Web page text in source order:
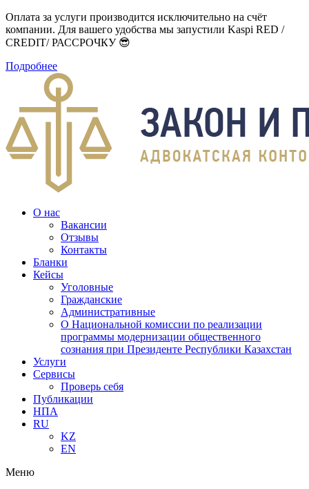
Оплата за услуги производится исключительно на счёт
компании. Для вашего удобства мы запустили Kaspi RED /
CREDIT/ РАССРОЧКУ 😎
Подробнее
О нас
Вакансии
Отзывы
Контакты
Бланки
Кейсы
Уголовные
Гражданские
Административные
О Национальной комиссии по реализации
программы модернизации общественного
сознания при Президенте Республики Казахстан
Услуги
Сервисы
Проверь себя
Публикации
НПА
RU
KZ
EN
Меню